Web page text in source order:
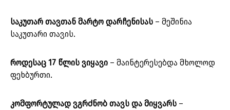
საკუთარ თავთან მარტო დარჩენისას – მეშინია
საკუთარი თავის.
როდესაც 17 წლის ვიყავი – მაინტერესებდა მხოლოდ
ფეხბურთი.
კომფორტულად ვგრძნობ თავს და მიყვარს –